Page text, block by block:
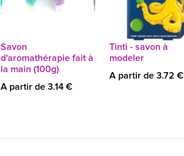
Savon
d'aromathérapie fait à
la main (100g)
A partir de 3.14 €
Tinti - savon à
modeler
A partir de 3.72 €